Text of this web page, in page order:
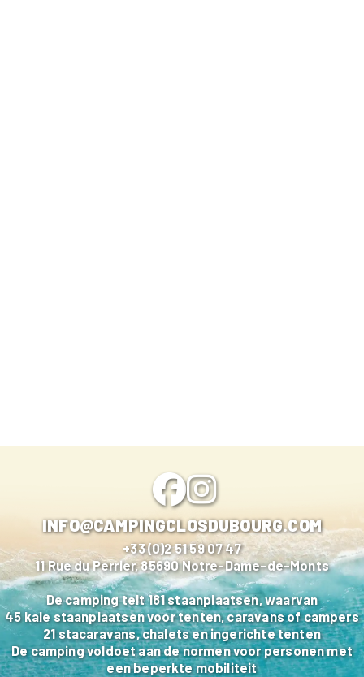
INFO@CAMPINGCLOSDUBOURG.COM
+33 (0)2 51 59 07 47
11 Rue du Perrier, 85690 Notre-Dame-de-Monts
De camping telt 181 staanplaatsen, waarvan
45 kale staanplaatsen voor tenten, caravans of campers
21 stacaravans, chalets en ingerichte tenten
De camping voldoet aan de normen voor personen met
een beperkte mobiliteit